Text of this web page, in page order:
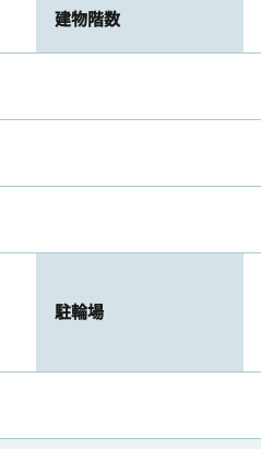
建物階数
駐輪場